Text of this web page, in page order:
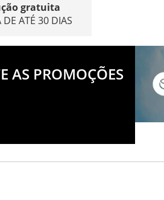
gratuita
DE ATÉ 30 DIAS
AS PROMOÇÕES